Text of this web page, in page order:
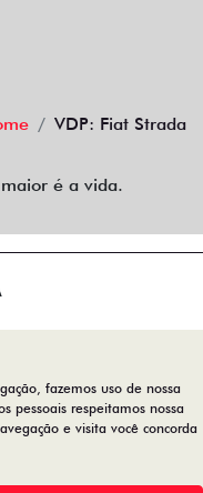
VDP: Fiat Strada
é a vida.
Direitos Reservados.
fazemos uso de nossa
pessoais respeitamos nossa
e visita você concorda